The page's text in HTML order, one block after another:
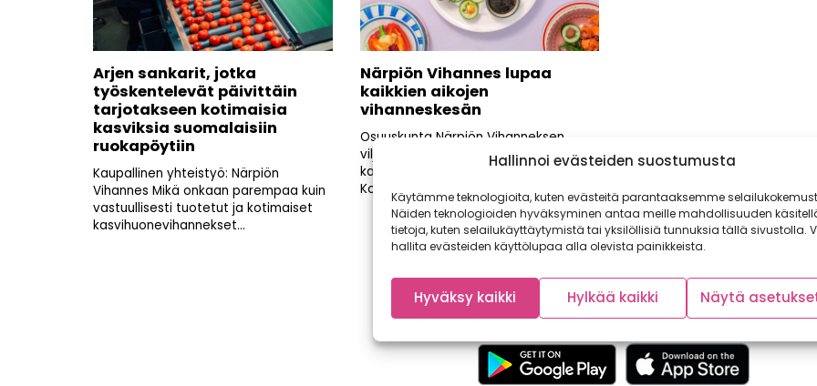
Hallinnoi evästeiden suostumusta
Käytämme teknologioita, kuten evästeitä parantaaksemme
Näiden teknologioiden hyväksyminen antaa meille mahdollisuuden
tietoja, kuten selailukäyttäytymistä tai yksilöllisiä tunnuksia tällä sivustolla.
hallita evästeiden käyttölupaa alla olevista painikkeista.
Hyväksy kaikki Hylkää kaikki Näytä
Arjen sankarit, jotka
työskentelevät päivittäin
tarjotakseen kotimaisia
kasviksia suomalaisiin
ruokapöytiin
Kaupallinen yhteistyö: Närpiön
Vihannes Mikä onkaan parempaa kuin
vastuullisesti tuotetut ja kotimaiset
kasvihuonevihannekset...
Närpiön Vihannes lupaa
kaikkien aikojen
vihanneskesän
Osuuskunta Närpiön Vihanneksen
viljelijät lupaavat, että edessä on
kaikkien aikojen vihanneskesä.
Kotimaisten kasvihuonevihannesten...